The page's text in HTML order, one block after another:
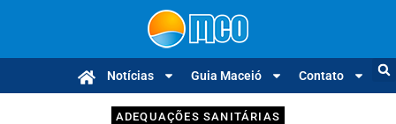
Notícias Guia Maceió Contato
ADEQUAÇÕES SANITÁRIAS